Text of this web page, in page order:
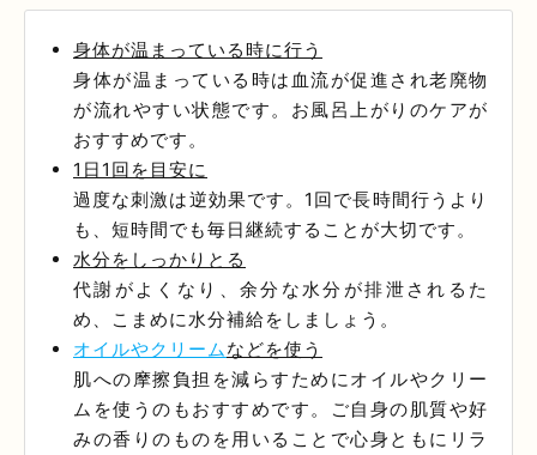
身体が温まっている時に行う
身体が温まっている時は血流が促進され老廃物
が流れやすい状態です。お風呂上がりのケアが
おすすめです。
1日1回を目安に
過度な刺激は逆効果です。1回で長時間行うより
も、短時間でも毎日継続することが大切です。
水分をしっかりとる
代謝がよくなり、余分な水分が排泄されるた
め、こまめに水分補給をしましょう。
オイルやクリーム などを使う
肌への摩擦負担を減らすためにオイルやクリー
ムを使うのもおすすめです。ご自身の肌質や好
みの香りのものを用いることで心身ともにリラ